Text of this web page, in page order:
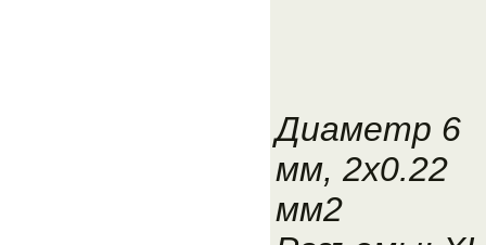
Диаметр 6
мм, 2x0.22
мм2